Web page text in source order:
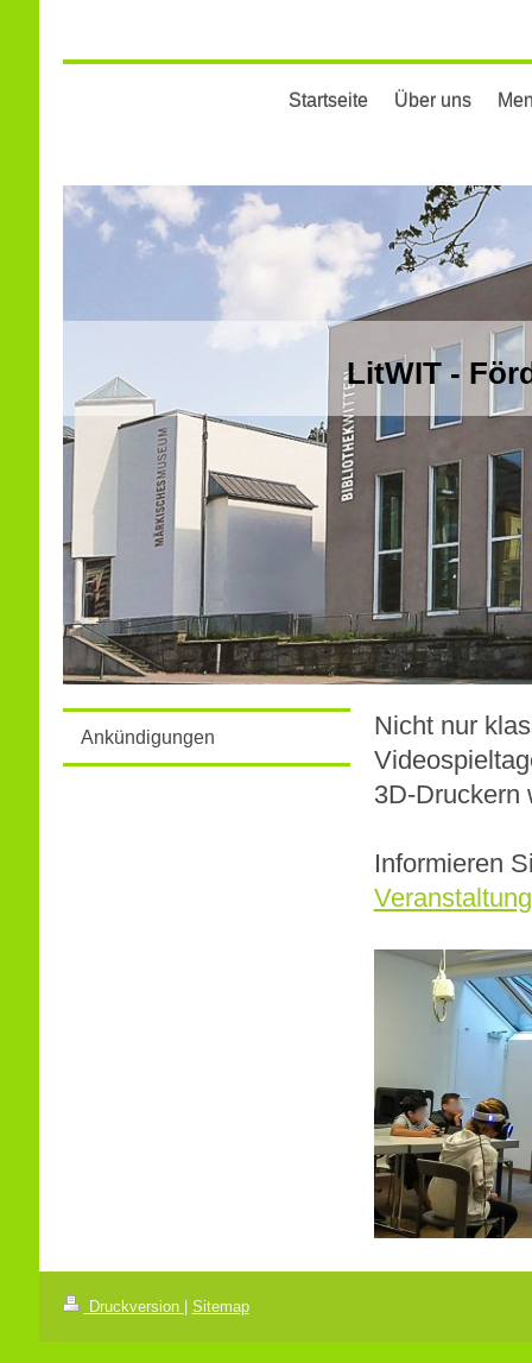
Startseite Über uns
LitWIT -
Nicht nur
3D-Druckern
Informieren
Ankündigungen
Druckversion Sitemap